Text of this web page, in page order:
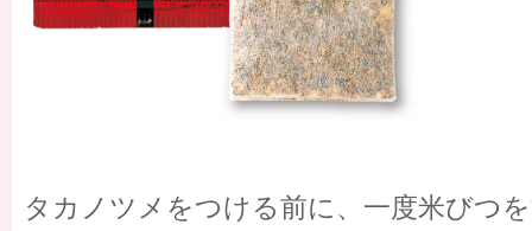
タカノツメをつける前に、一度米びつ